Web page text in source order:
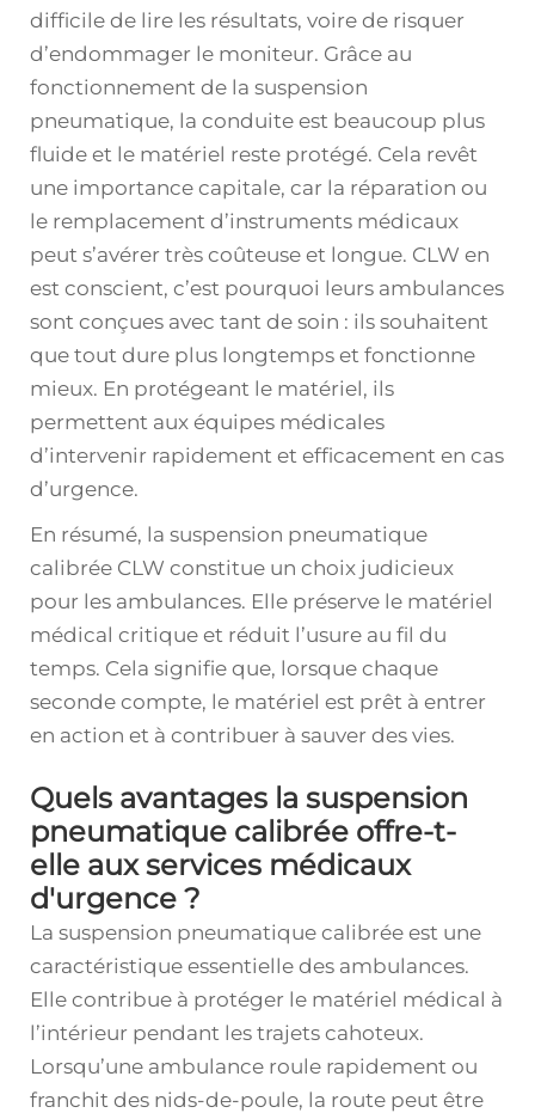
difficile de lire les résultats, voire de risquer
d’endommager le moniteur. Grâce au
fonctionnement de la suspension
pneumatique, la conduite est beaucoup plus
fluide et le matériel reste protégé. Cela revêt
une importance capitale, car la réparation ou
le remplacement d’instruments médicaux
peut s’avérer très coûteuse et longue. CLW en
est conscient, c’est pourquoi leurs ambulances
sont conçues avec tant de soin : ils souhaitent
que tout dure plus longtemps et fonctionne
mieux. En protégeant le matériel, ils
permettent aux équipes médicales
d’intervenir rapidement et efficacement en cas
d’urgence.
En résumé, la suspension pneumatique
calibrée CLW constitue un choix judicieux
pour les ambulances. Elle préserve le matériel
médical critique et réduit l’usure au fil du
temps. Cela signifie que, lorsque chaque
seconde compte, le matériel est prêt à entrer
en action et à contribuer à sauver des vies.
Quels avantages la suspension
pneumatique calibrée offre-t-
elle aux services médicaux
d'urgence ?
La suspension pneumatique calibrée est une
caractéristique essentielle des ambulances.
Elle contribue à protéger le matériel médical à
l’intérieur pendant les trajets cahoteux.
Lorsqu’une ambulance roule rapidement ou
franchit des nids-de-poule, la route peut être